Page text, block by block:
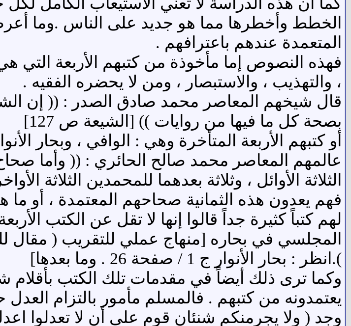
الخطط وأخطرها مما هو جديد على الناس .وما
المتعمدة عندهم باعترافهم .
فهذه النصوص إما مأخوذة من كتبهم الأربعة التي
، والتهذيب ، والاستبصار ، ومن لا يحضره الفقيه .
قال شيخهم المعاصر محمد صادق الصدر : (( إن
بصحة كل ما فيها من روايات )) [الشيعة ص 127]
أو كتبهم الأربعة المتأخرة وهي : الوافي ، وبحار
عالمهم المعاصر محمد صالح الحائري : (( وأما صحاح
الثلاثة الأوائل ، وثلاثة بعدهما للمحمدين الثلاثة
فهم يعدون هذه الثمانية صحاحهم المعتمدة ، أو
لهم كتباً كثيرة جداً قالوا إنها لا تقل عن الكتب
).انظر : بحار الأنوار ج 1 / صفحة 26 . وما بعدها]
وكما ترى ذلك أيضاً في مقدمات تلك الكتب بأقلام
يعتمدونه من كتبهم . فالمسلم مأمور بالتزام